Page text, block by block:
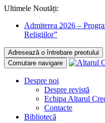
Ultimele Noutăți:
Admiterea 2026 –
Religiilor”
Adresează o întrebare preotului
Comutare navigare
Despre noi
Despre revistă
Echipa Altarul
Contacte
Bibliotecă